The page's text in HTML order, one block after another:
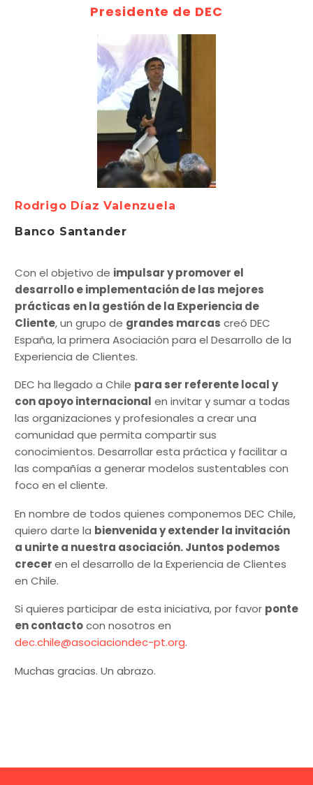
Presidente de DEC
Rodrigo Díaz Valenzuela
Banco Santander
Con el objetivo de impulsar y promover el
desarrollo e implementación de las mejores
prácticas en la gestión de la Experiencia de
Cliente, un grupo de grandes marcas creó DEC
España, la primera Asociación para el Desarrollo de la
Experiencia de Clientes.
DEC ha llegado a Chile para ser referente local y
con apoyo internacional en invitar y sumar a todas
las organizaciones y profesionales a crear una
comunidad que permita compartir sus
conocimientos. Desarrollar esta práctica y facilitar a
las compañías a generar modelos sustentables con
foco en el cliente.
En nombre de todos quienes componemos DEC Chile,
quiero darte la bienvenida y extender la invitación
a unirte a nuestra asociación. Juntos podemos
creceren el desarrollo de la Experiencia de Clientes
en Chile.
Si quieres participar de esta iniciativa, por favor ponte
en contactocon nosotros en
dec.chile@asociaciondec-pt.org.
Muchas gracias. Un abrazo.